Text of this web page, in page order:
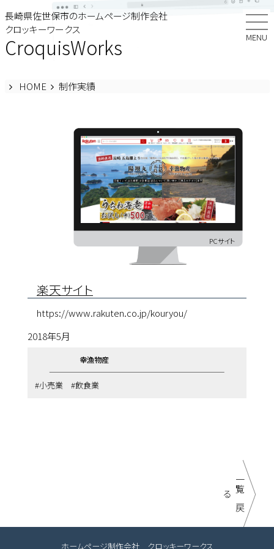
to
content
長崎県佐世保市のホームページ制作会社
クロッキーワークス
CroquisWorks MENU
HOME 制作実績
楽天サイト
https://www.rakuten.co.jp/kouryou/
2018年5月
幸漁物産
小売業 飲食業
PCサイト
一
覧
に
戻
る
ホームページ制作会社 クロッキーワークス